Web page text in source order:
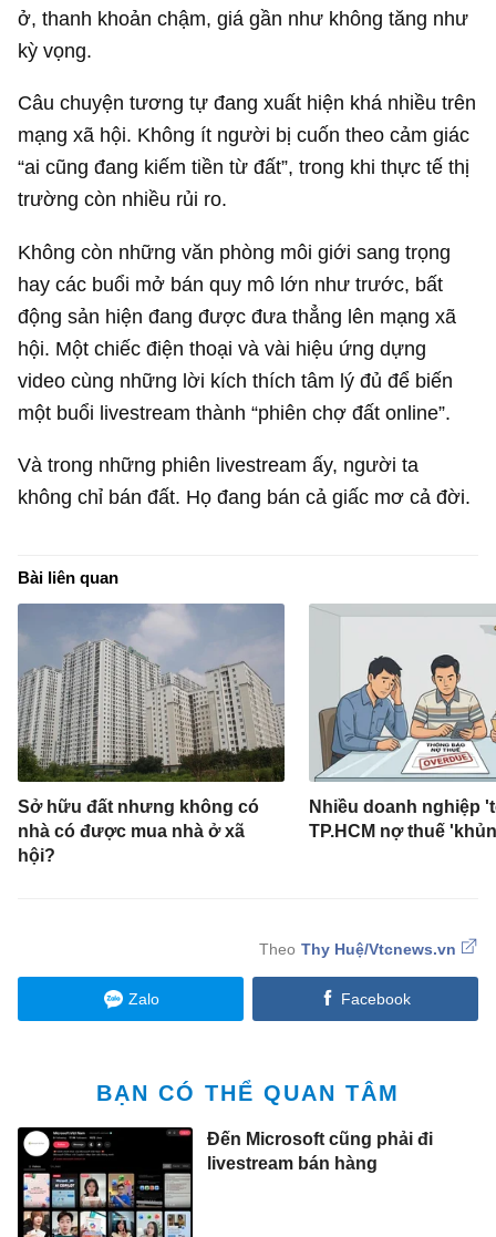
ở, thanh khoản chậm, giá gần như không tăng như
kỳ vọng.
Câu chuyện tương tự đang xuất hiện khá nhiều trên
mạng xã hội. Không ít người bị cuốn theo cảm giác
“ai cũng đang kiếm tiền từ đất”, trong khi thực tế thị
trường còn nhiều rủi ro.
Không còn những văn phòng môi giới sang trọng
hay các buổi mở bán quy mô lớn như trước, bất
động sản hiện đang được đưa thẳng lên mạng xã
hội. Một chiếc điện thoại và vài hiệu ứng dựng
video cùng những lời kích thích tâm lý đủ để biến
một buổi livestream thành “phiên chợ đất online”.
Và trong những phiên livestream ấy, người ta
không chỉ bán đất. Họ đang bán cả giấc mơ cả đời.
Bài liên quan
Sở hữu đất nhưng không có
nhà có được mua nhà ở xã
hội?
Nhiều doanh nghiệp
TP.HCM nợ thuế
Thy Huệ/Vtcnews.vn
Zalo Facebook
BẠN CÓ THỂ QUAN TÂM
Đến Microsoft cũng phải đi
livestream bán hàng